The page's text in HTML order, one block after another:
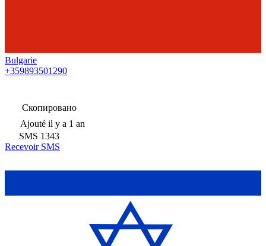
Bulgarie
+359893501290
Скопировано
Ajouté il y a 1 an
SMS 1343
Recevoir SMS